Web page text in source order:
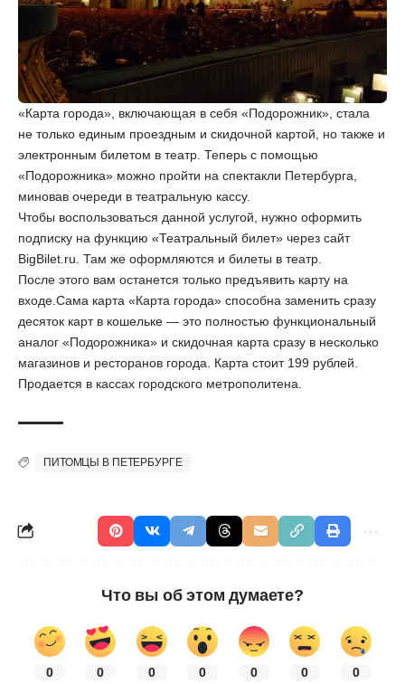
«Карта города», включающая в себя «Подорожник», стала
не только единым проездным и скидочной картой, но также и
электронным билетом в театр. Теперь с помощью
«Подорожника» можно пройти на спектакли Петербурга,
миновав очереди в театральную кассу.
Чтобы воспользоваться данной услугой, нужно оформить
подписку на функцию «Театральный билет» через сайт
BigBilet.ru. Там же оформляются и билеты в театр.
После этого вам останется только предъявить карту на
входе.Сама карта «Карта города» способна заменить сразу
десяток карт в кошельке — это полностью функциональный
аналог «Подорожника» и скидочная карта сразу в несколько
магазинов и ресторанов города. Карта стоит 199 рублей.
Продается в кассах городского метрополитена.
ПИТОМЦЫ В ПЕТЕРБУРГЕ
Что вы об этом думаете?
0 0 0 0 0 0 0